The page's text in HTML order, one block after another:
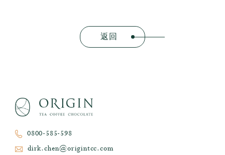
返回
0800-585-598
dirk.chen@origintcc.com